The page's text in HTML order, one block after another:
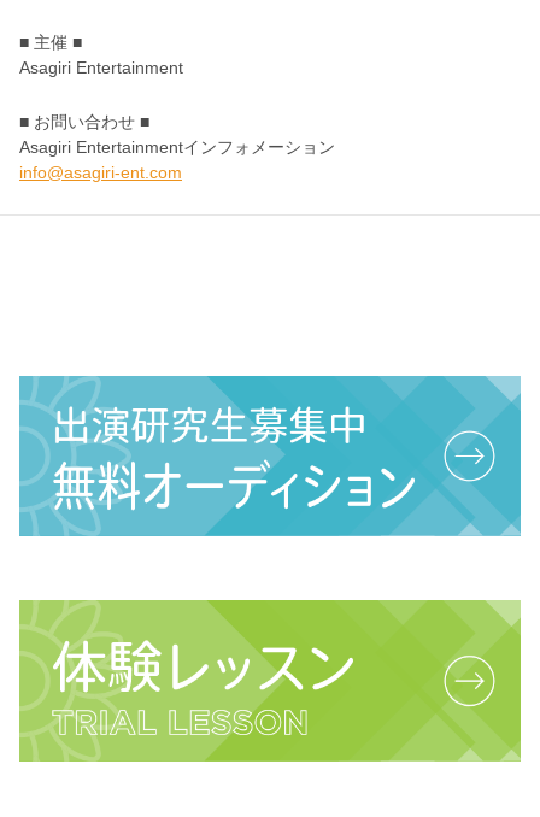
■ 主催 ■
Asagiri Entertainment
■ お問い合わせ ■
Asagiri Entertainmentインフォメーション
info@asagiri-ent.com